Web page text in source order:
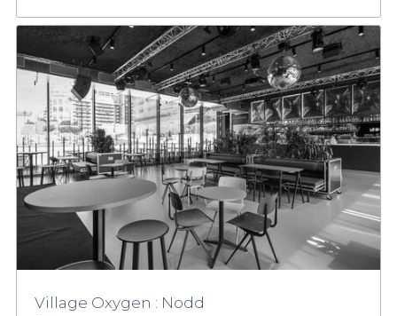
Village Oxygen : Nodd